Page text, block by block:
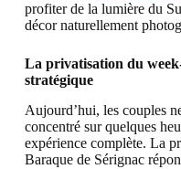
profiter de la lumière du
décor naturellement
La privatisation du
stratégique
Aujourd’hui, les couples
concentré sur quelques
expérience complète. La
Baraque de Sérignac